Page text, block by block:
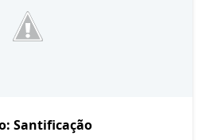
Santificação